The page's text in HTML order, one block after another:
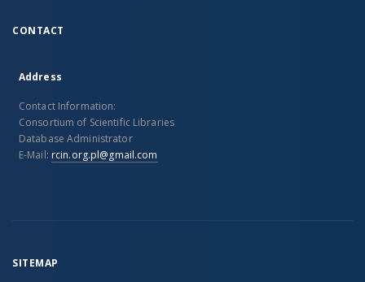
CONTACT
Address
Contact Information:
Consortium of Scientific Libraries
Database Administrator
E-Mail: rcin.org.pl@gmail.com
SITEMAP